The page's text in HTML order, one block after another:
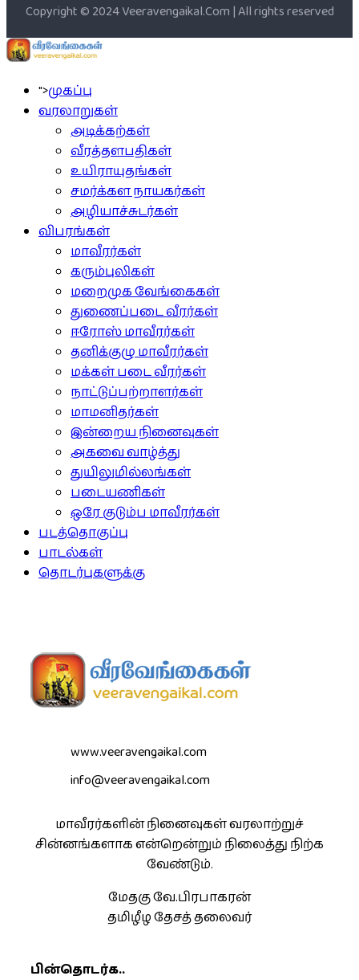
Copyright © 2024 Veeravengaikal.Com | All rights reserved
">முகப்பு
வரலாறுகள்
அடிக்கற்கள்
வீரத்தளபதிகள்
உயிராயுதங்கள்
சமர்க்கள நாயகர்கள்
அழியாச்சுடர்கள்
விபரங்கள்
மாவீரர்கள்
கரும்புலிகள்
மறைமுக வேங்கைகள்
துணைப்படை வீரர்கள்
ஈரோஸ் மாவீரர்கள்
தனிக்குழு மாவீரர்கள்
மக்கள் படை வீரர்கள்
நாட்டுப்பற்றாளர்கள்
மாமனிதர்கள்
இன்றைய நினைவுகள்
அகவை வாழ்த்து
துயிலுமில்லங்கள்
படையணிகள்
ஒரே குடும்ப மாவீரர்கள்
படத்தொகுப்பு
பாடல்கள்
தொடர்புகளுக்கு
www.veeravengaikal.com
info@veeravengaikal.com
மாவீரர்களின் நினைவுகள் வரலாற்றுச்
சின்னங்களாக என்றென்றும் நிலைத்து நிற்க
வேண்டும்.
மேதகு வே.பிரபாகரன்
தமிழீழ தேசத் தலைவர்
பின்தொடர்க..